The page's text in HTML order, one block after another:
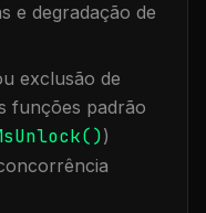
e degradação de
exclusão de
funções padrão
)